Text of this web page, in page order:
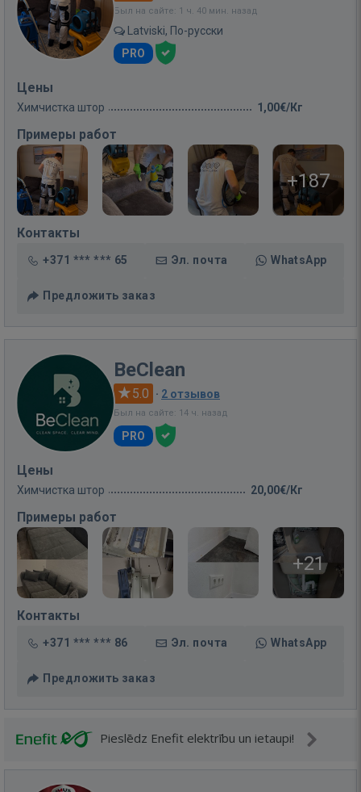
Был на сайте: 1 ч. 40 мин. назад
Latviski, По-русски
PRO
Цены
Химчистка штор 1,00€/Кг
Примеры работ
+187
Контакты
+371 *** *** 65 Эл. почта WhatsApp
Предложить заказ
BeClean
5.0 · 2 отзывов
Был на сайте: 14 ч. назад
PRO
Цены
Химчистка штор 20,00€/Кг
Примеры работ
+21
Контакты
+371 *** *** 86 Эл. почта WhatsApp
Предложить заказ
Pieslēdz Enefit elektrību un ietaupi!